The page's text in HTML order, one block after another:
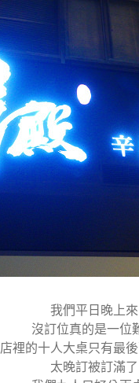
我們平日晚上來
沒訂位真的是一位
店裡的十人大桌只有最後
太晚訂被訂滿了